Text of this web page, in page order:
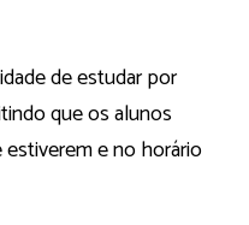
de estudar por
que os alunos
e no horário